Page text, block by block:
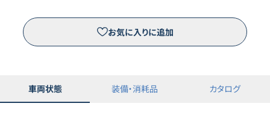
お気に入りに追加
車両状態 装備・消耗品 カタログ